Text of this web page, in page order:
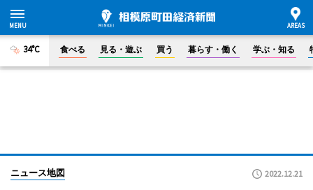
34°C 食べる 見る・遊ぶ 買う 暮らす・働く 学ぶ・知る
ニュース地図 2022.12.21